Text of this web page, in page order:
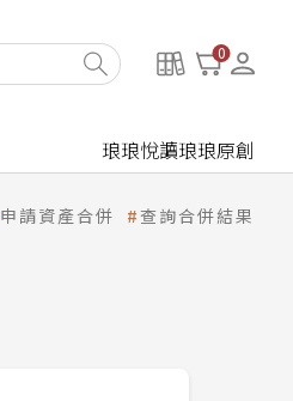
0
琅琅悅讀琅琅原創
申請資產合併 查詢合併結果